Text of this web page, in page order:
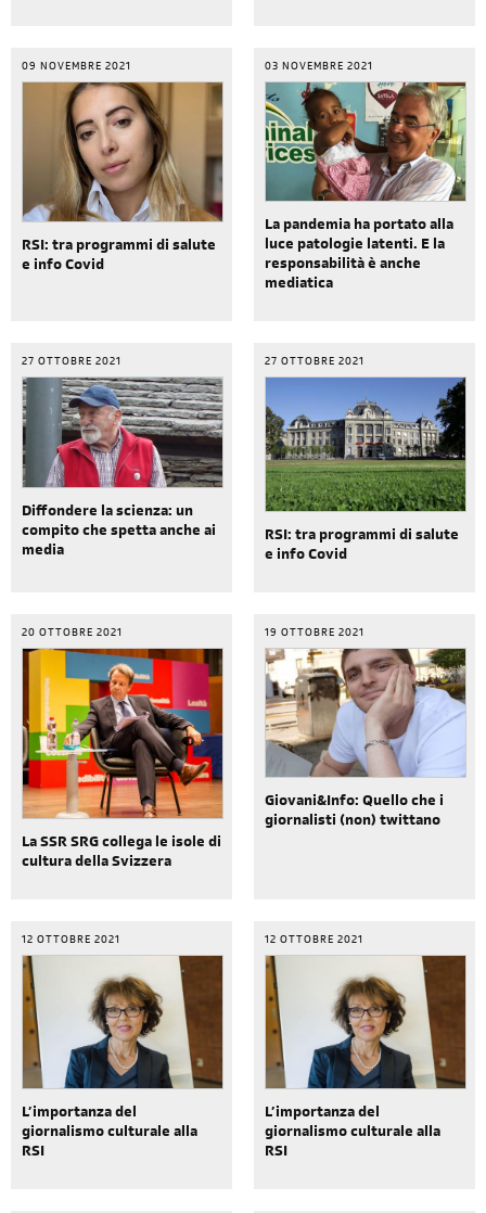
09 NOVEMBRE 2021
RSI: tra programmi di salute
e info Covid
03 NOVEMBRE 2021
La pandemia ha portato alla
luce patologie latenti. E la
responsabilità è anche
mediatica
27 OTTOBRE 2021
Diffondere la scienza: un
compito che spetta anche ai
media
27 OTTOBRE 2021
RSI: tra programmi di salute
e info Covid
20 OTTOBRE 2021
La SSR SRG collega le isole di
cultura della Svizzera
19 OTTOBRE 2021
Giovani&Info: Quello che i
giornalisti (non) twittano
12 OTTOBRE 2021
L’importanza del
giornalismo culturale alla
RSI
12 OTTOBRE 2021
L’importanza del
giornalismo culturale alla
RSI